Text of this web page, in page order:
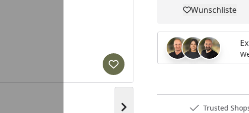
Nächstes Bild anzeigen
Produkt zur Wunschliste hinzufügen
Produkt
Wunschliste
Deutschlands bester Händler Trusted Shops